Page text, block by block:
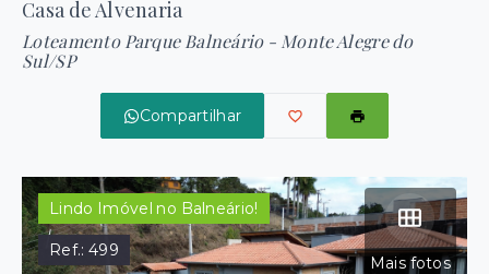
Casa de Alvenaria
Loteamento Parque Balneário - Monte Alegre do
Sul/SP
Compartilhar
Mais fotos
Lindo Imóvel no Balneário!
Ref.:499